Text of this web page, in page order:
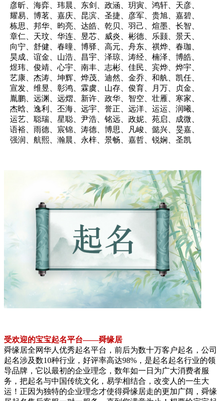
彦昕、海弈、玮晨、东剑、政涵、玥寅、鸿轩、天彦、
耀易、博茗、嘉庆、昆滨、圣捷、彦军、贵旭、嘉碧、
栋思、邦华、昀亮、达皓、乾贝、羽己、煊墨、长智、
章仁、天玟、华连、昱芯、威炎、彬德、乐颢、景天、
向宁、舒健、春曈、博驿、高元、舟东、祺烨、春珈、
昊成、谊金、山浩、昌宇、泽琼、涛经、楠泽、博皓、
煜玮、俊靖、心宇、南丰、志彬、佳民、宾烨、烨宇、
艺康、杰涛、坤辉、烨茂、迪然、金乔、和舧、凯任、
宣发、维昱、彰鸿、霖虞、山存、俊育、月万、贞金、
胤鹏、远渊、远熠、新许、政华、智空、壮雁、寒家、
杰晗、逸利、丕海、远宇、誉正、远洋、运运、润曦、
运艺、聪瑞、星聪、尹浩、铭远、政妮、苑启、成微、
语裕、雨德、宸锦、涛德、博思、凡峻、懿兴、旻嘉、
强润、航熙、瀚晨、永梓、景畅、嘉哲、锐娴、圣凯
受欢迎的宝宝起名平台——舜缘居
舜缘居全网华人优秀起名平台，前后为数十万客户起名，公司
起名涉及数10种行业，好评率高达98%，是起名起名行业的领
导品牌，它以最初的企业理念，数年如一日为广大消费者服
务，把起名与中国传统文化，易学相结合，改变人的一生大
运！正因为独特的企业理念才使得舜缘居走的更加广阔，舜缘